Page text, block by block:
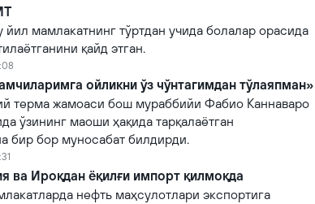
йил мамлакатнинг тўртдан учида болалар орасида
қайд этган.
ойликни ўз чўнтагимдан тўлаяпман»
терма жамоаси бош мураббийи Фабио Каннаваро
ўзининг маоши ҳақида тарқалаётган
бир бор муносабат билдирди.
ва Ироқдан ёқилғи импорт қилмоқда
нефть маҳсулотлари экспортига